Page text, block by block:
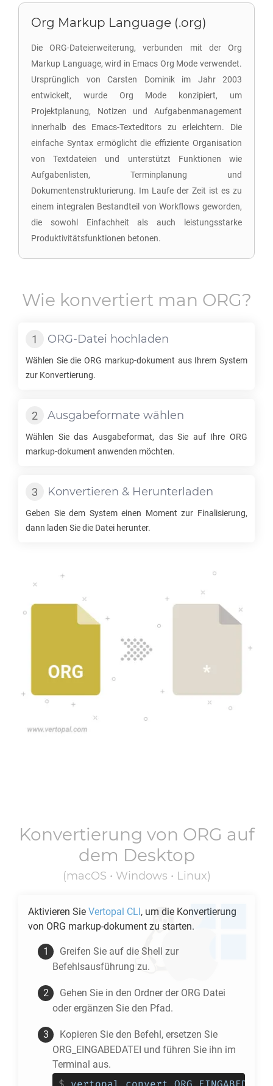
Org Markup Language (.org)
Die ORG-Dateierweiterung, verbunden mit der Org
Markup Language, wird in Emacs Org Mode verwendet.
Ursprünglich von Carsten Dominik im Jahr 2003
entwickelt, wurde Org Mode konzipiert, um
Projektplanung, Notizen und Aufgabenmanagement
innerhalb des Emacs-Texteditors zu erleichtern. Die
einfache Syntax ermöglicht die effiziente Organisation
von Textdateien und unterstützt Funktionen wie
Aufgabenlisten, Terminplanung und
Dokumentenstrukturierung. Im Laufe der Zeit ist es zu
einem integralen Bestandteil von Workflows geworden,
die sowohl Einfachheit als auch leistungsstarke
Produktivitätsfunktionen betonen.
Wie konvertiert man ORG?
ORG-Datei hochladen
Wählen Sie dieORG markup-dokument aus Ihrem System
zur Konvertierung.
Ausgabeformate wählen
Wählen Sie das Ausgabeformat, das Sie auf Ihre ORG
markup-dokument anwenden möchten.
Konvertieren & Herunterladen
Geben Sie dem System einen Moment zur Finalisierung,
dann laden Sie die Datei herunter.
Konvertierung von ORG auf
dem Desktop
(macOS • Windows • Linux)
Aktivieren Sie Vertopal CLI, um die Konvertierung
von ORG markup-dokument zu starten.
Greifen Sie auf die Shell zur
Befehlsausführung zu.
Gehen Sie in den Ordner der ORG Datei
oder ergänzen Sie den Pfad.
Kopieren Sie den Befehl, ersetzen Sie
ORG_EINGABEDATEI und führen Sie ihn im
Terminal aus.